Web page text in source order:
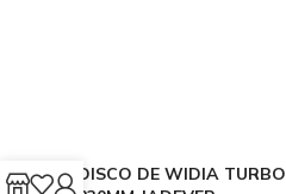
DISCO DE WIDIA TURBO